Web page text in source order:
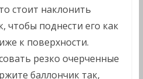
стоит наклонить
чтобы поднести его как
к поверхности.
резко очерченные
баллончик так,